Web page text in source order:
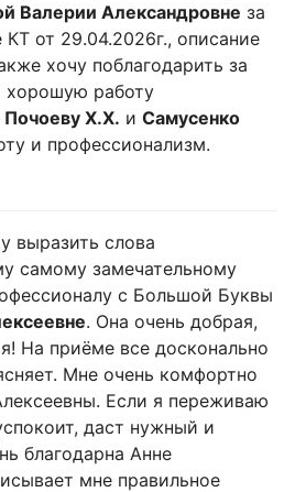
Валерии Александровне за
от 29.04.2026г., описание
хочу поблагодарить за
хорошую работу
Почоеву Х.Х. и Самусенко
и профессионализм.
выразить слова
самому замечательному
с Большой Буквы
. Она очень добрая,
На приёме все досконально
Мне очень комфортно
Если я переживаю
даст нужный и
благодарна Анне
мне правильное